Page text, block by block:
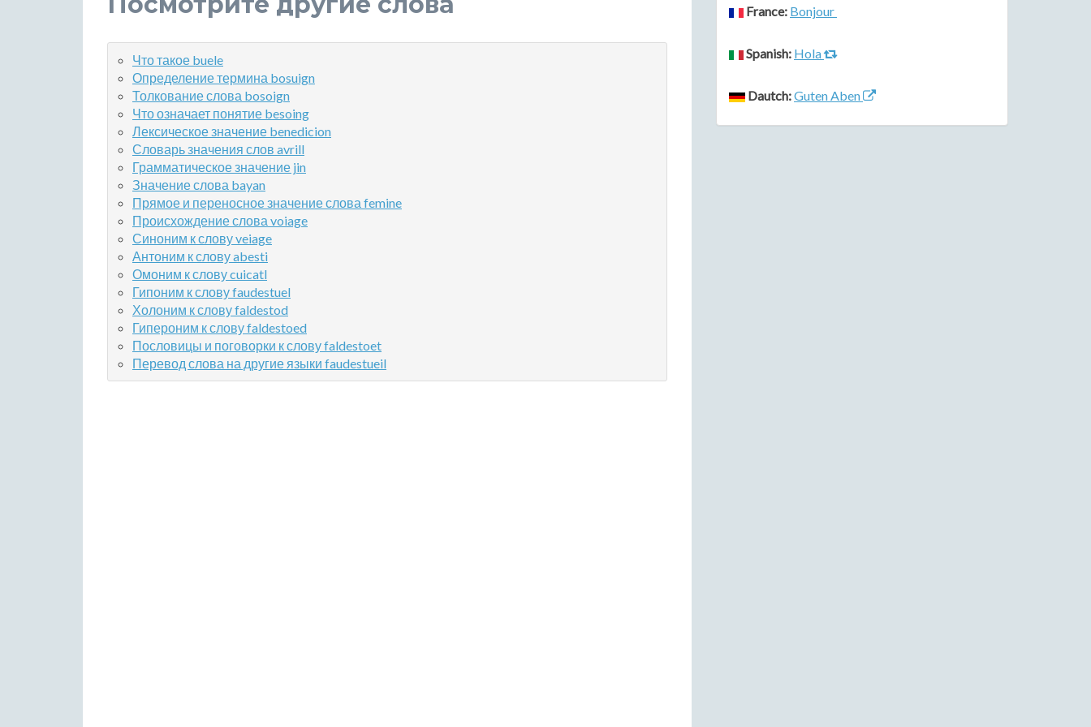
Что такое buele
Определение термина bosuign
Толкование слова bosoign
Что означает понятие besoing
Лексическое значение benedicion
Словарь значения слов avrill
Грамматическое значение jin
Значение слова bayan
Прямое и переносное значение слова femine
Происхождение слова voiage
Синоним к слову veiage
Антоним к слову abesti
Омоним к слову cuicatl
Гипоним к слову faudestuel
Холоним к слову faldestod
Гипероним к слову faldestoed
Пословицы и поговорки к слову faldestoet
Перевод слова на другие языки faudestueil
France: Bonjour
Spanish: Hola
Dautch:Guten Aben